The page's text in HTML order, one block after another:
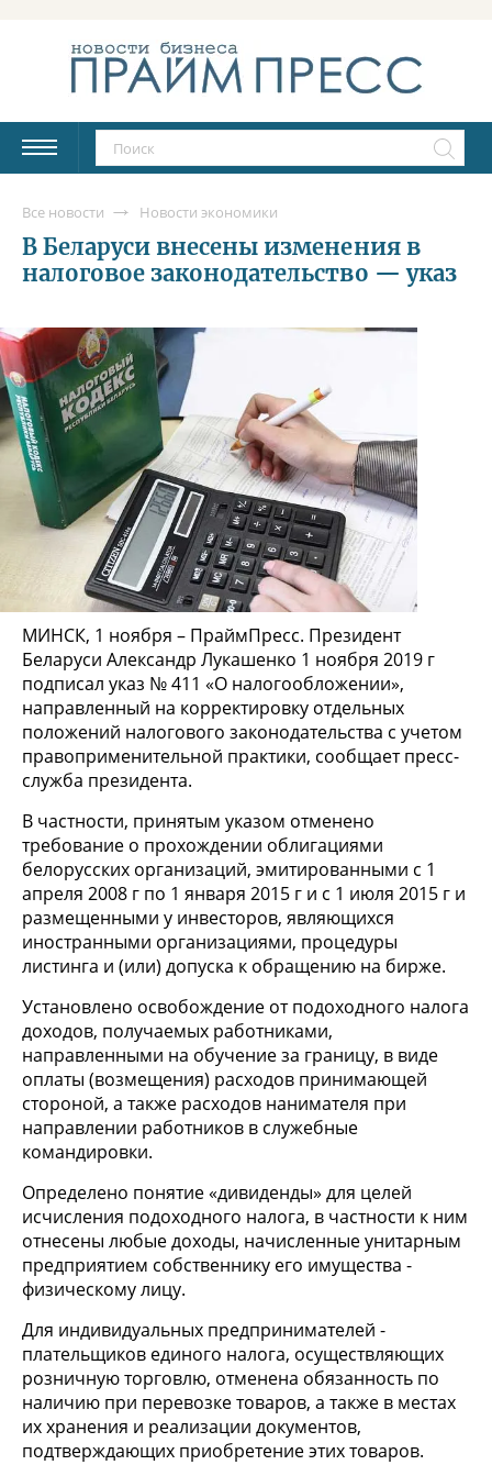
Все новости Новости экономики
В Беларуси внесены изменения в
налоговое законодательство — указ
МИНСК, 1 ноября – ПраймПресс. Президент
Беларуси Александр Лукашенко 1 ноября 2019 г
подписал указ № 411 «О налогообложении»,
направленный на корректировку отдельных
положений налогового законодательства с учетом
правоприменительной практики, сообщает пресс-
служба президента.
В частности, принятым указом отменено
требование о прохождении облигациями
белорусских организаций, эмитированными с 1
апреля 2008 г по 1 января 2015 г и с 1 июля 2015 г и
размещенными у инвесторов, являющихся
иностранными организациями, процедуры
листинга и (или) допуска к обращению на бирже.
Установлено освобождение от подоходного налога
доходов, получаемых работниками,
направленными на обучение за границу, в виде
оплаты (возмещения) расходов принимающей
стороной, а также расходов нанимателя при
направлении работников в служебные
командировки.
Определено понятие «дивиденды» для целей
исчисления подоходного налога, в частности к ним
отнесены любые доходы, начисленные унитарным
предприятием собственнику его имущества -
физическому лицу.
Для индивидуальных предпринимателей -
плательщиков единого налога, осуществляющих
розничную торговлю, отменена обязанность по
наличию при перевозке товаров, а также в местах
их хранения и реализации документов,
подтверждающих приобретение этих товаров.